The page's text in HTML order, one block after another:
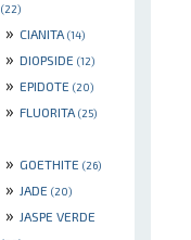
(22)
» CIANITA (14)
» DIOPSIDE (12)
» EPIDOTE (20)
» FLUORITA (25)
» GOETHITE (26)
» JADE (20)
» JASPE VERDE